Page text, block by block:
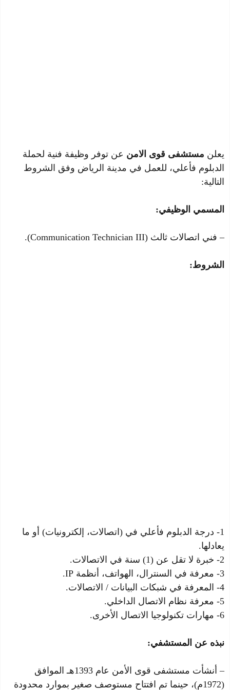
يعلن مستشفى قوى الامن عن توفر وظيفة فنية لحملة
الدبلوم فأعلي، للعمل في مدينة الرياض وفق الشروط
التالية:
المسمي الوظيفي:
– فني اتصالات ثالث (Communication Technician III).
الشروط:
1- درجة الدبلوم فأعلي في (اتصالات، إلكترونيات) أو ما
يعادلها.
2- خبرة لا تقل عن (1) سنة في الاتصالات.
3- معرفة في السنترال، الهواتف، أنظمة IP.
4- المعرفة في شبكات البيانات / الاتصالات.
5- معرفة نظام الاتصال الداخلي.
6- مهارات تكنولوجيا الاتصال الأخرى.
نبذه عن المستشفي:
– أنشأت مستشفى قوى الأمن عام 1393هـ الموافق
(1972م)، حينما تم افتتاح مستوصف صغير بموارد محدودة